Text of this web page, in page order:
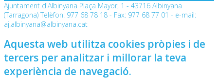
Ajuntament d'Albinyana Plaça Mayor, 1 - 43716 Albinyana
(Tarragona) Telèfon: 977 68 78 18 - Fax: 977 68 77 01 - e-mail:
aj.albinyana@albinyana.cat
Aquesta web utilitza cookies pròpies i de
tercers per analitzar i millorar la teva
experiència de navegació.